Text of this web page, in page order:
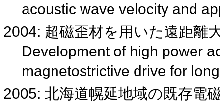
acoustic wave velocity and
2004: 超磁歪材を用いた遠距離
Development of high power
magnetostrictive drive for
2005: 北海道幌延地域の既存電